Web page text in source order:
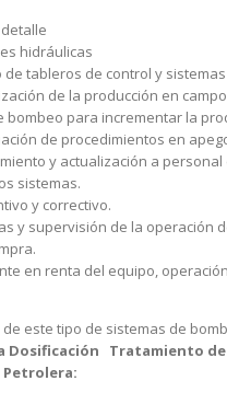
hidráulicas
tableros de control y
de la producción en
bombeo para incrementar la
de procedimientos en
y actualización a
sistemas.
y correctivo.
y supervisión de la operación
en renta del equipo,
este tipo de sistemas de
Dosificación Tratamiento de